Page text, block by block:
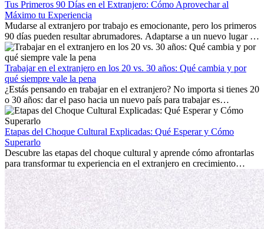
Tus Primeros 90 Días en el Extranjero: Cómo Aprovechar al
Máximo tu Experiencia
Mudarse al extranjero por trabajo es emocionante, pero los primeros
90 días pueden resultar abrumadores. Adaptarse a un nuevo lugar de
trabajo, construir una vida social, comprender la cultura local y lidiar
con la nostalgia son parte del proceso. Esta guía para expatriados te
mostrará cómo aprovechar al máximo tus primeros meses en el
extranjero, asegurando tanto éxito profesional como crecimiento
personal.
Trabajar en el extranjero en los 20 vs. 30 años: Qué cambia y por
qué siempre vale la pena
¿Estás pensando en trabajar en el extranjero? No importa si tienes 20
o 30 años: dar el paso hacia un nuevo país para trabajar es
emocionante y, a veces, desafiante. Muchas personas se preguntan si
la edad marca la diferencia. La verdad es que la experiencia
internacional siempre vale la pena. Puede impulsar tu carrera,
fomentar tu crecimiento personal y ofrecerte valiosas perspectivas
culturales que transforman tu vida.
Etapas del Choque Cultural Explicadas: Qué Esperar y Cómo
Superarlo
Descubre las etapas del choque cultural y aprende cómo afrontarlas
para transformar tu experiencia en el extranjero en crecimiento
personal y adaptación exitosa.